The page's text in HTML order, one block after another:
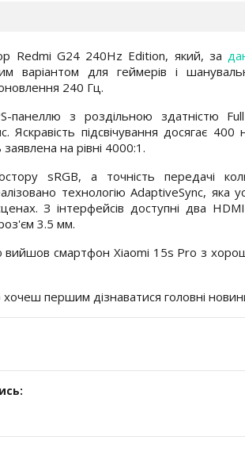
Redmi G24 240Hz Edition, який, за
варіантом для геймерів і
240 Гц.
з роздільною здатністю
підсвічування досягає 400
на рівні 4000:1.
sRGB, а точність передачі
технологію AdaptiveSync, яка
З інтерфейсів доступні два
3.5 мм.
смартфон Xiaomi 15s Pro з
першим дізнаватися головні